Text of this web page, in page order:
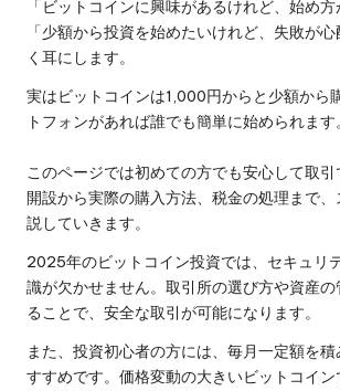
「ビットコインに興味があるけれど、始め方
「少額から投資を始めたいけれど、失敗が
く耳にします。
実はビットコインは1,000円からと少額から
トフォンがあれば誰でも簡単に始められます。
このページでは初めての方でも安心して取
開設から実際の購入方法、税金の処理まで
説していきます。
2025年のビットコイン投資では、セキュリ
識が欠かせません。取引所の選び方や資産
ることで、安全な取引が可能になります。
また、投資初心者の方には、毎月一定額を
すすめです。価格変動の大きいビットコイ